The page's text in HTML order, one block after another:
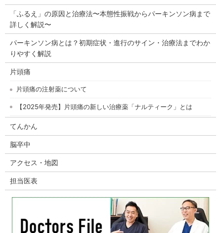
「ふるえ」の原因と治療法〜本態性振戦からパーキンソン病まで
詳しく解説〜
パーキンソン病とは？初期症状・進行のサイン・治療法までわか
りやすく解説
片頭痛
片頭痛の注射薬について
【2025年発売】片頭痛の新しい治療薬「ナルティーク」とは
てんかん
脳卒中
アクセス・地図
担当医表